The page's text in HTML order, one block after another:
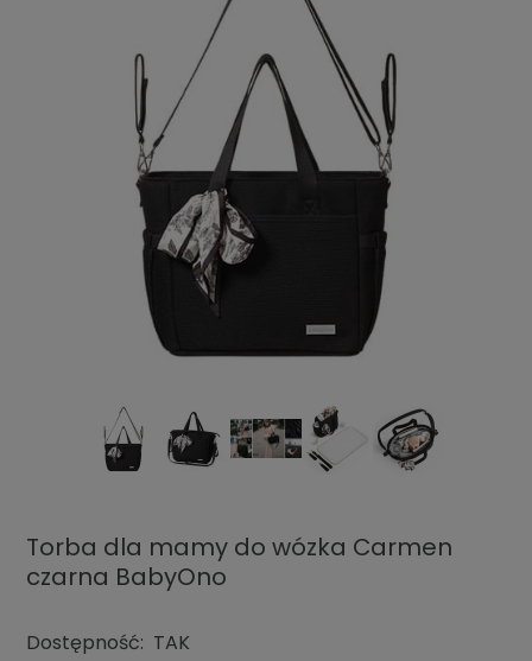
Torba dla mamy do wózka Carmen
czarna BabyOno
Dostępność: TAK